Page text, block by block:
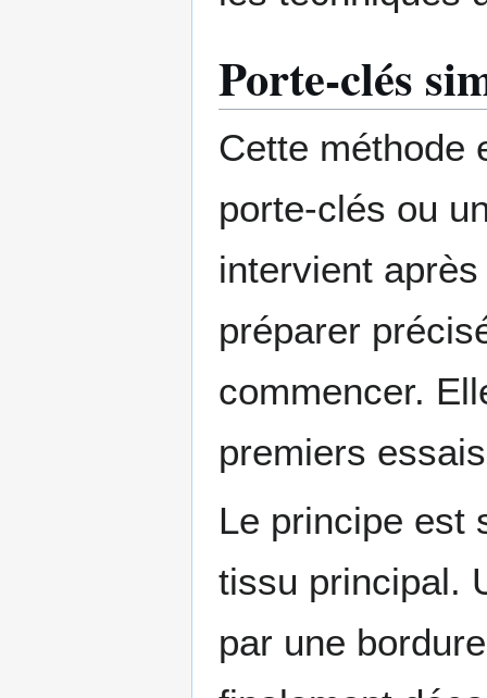
Porte-clés
Cette méthode
porte-clés ou
intervient
préparer
commencer.
premiers
Le principe est
tissu principal.
par une